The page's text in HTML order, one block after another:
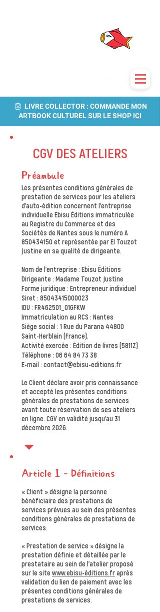
👺 LIVRE COLLECTOR : COMMANDE MON
ARTBOOK CULTUREL SUR LE SHOP ICI
CGV DES ATELIERS
Préambule
Les présentes conditions générales de
prestation de services pour les ateliers
d’auto-édition concernent l’entreprise
individuelle Ebisu Éditions immatriculée
au Registre du Commerce et des
Sociétés de Nantes sous le numéro A
850434150 et représentée par EI Touzot
Justine en sa qualité de dirigeante.
Nom de l'entreprise : Ebisu Éditions
Dirigeante : Madame Touzot Justine
Forme juridique : Entrepreneur individuel
Siret : 85043415000023
IDU : FR462501_01GFKW
Immatriculation au RCS : Nantes
Siège social : 1 Rue du Parana 44800
Saint-Herblain (France).
Activité exercée : Édition de livres (5811Z)
Téléphone : 06 64 84 73 38
E-mail : contact@ebisu-editions.fr
Le Client déclare avoir pris connaissance
et accepté les présentes conditions
générales de prestations de services
avant toute réservation de ses ateliers
en ligne. CGV en validité jusqu'au 31
décembre 2026.
Article 1 – Définitions
« Client » désigne la personne
bénéficiaire des prestations de
services prévues au sein des présentes
conditions générales de prestations de
services.
« Prestation de service » désigne la
prestation définie et détaillée par le
prestataire au sein de l’atelier proposé
sur le site www.ebisu-éditions.fraprès
validation du lien de paiement avec les
présentes conditions générales de
prestations de services.